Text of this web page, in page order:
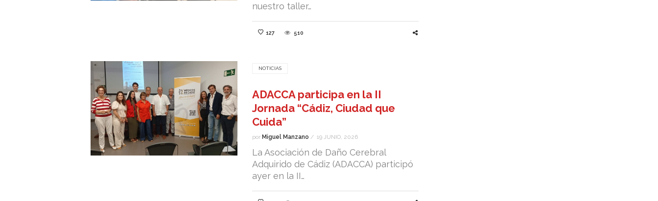
nuestro taller…
127 510
NOTICIAS
ADACCA participa en la II
Jornada “Cádiz, Ciudad que
Cuida”
por Miguel Manzano / 19 JUNIO, 2026
La Asociación de Daño Cerebral
Adquirido de Cádiz (ADACCA) participó
ayer en la II…